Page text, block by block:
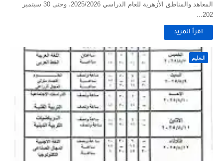
المعاهد والمناطق الأزهرية للعام الدراسي 2025/2026، وحتى 30 سبتمبر
202...
اقرأ المزيد
التعليم